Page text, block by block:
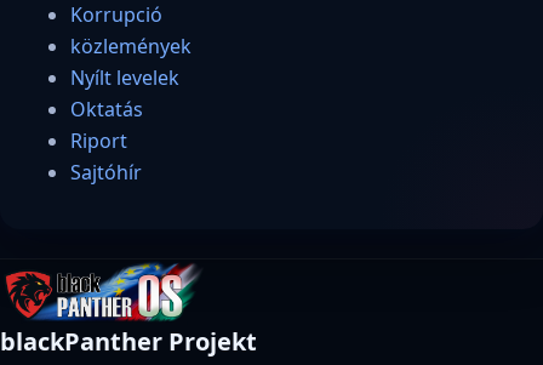
Korrupció
közlemények
Nyílt levelek
Oktatás
Riport
Sajtóhír
blackPanther Projekt